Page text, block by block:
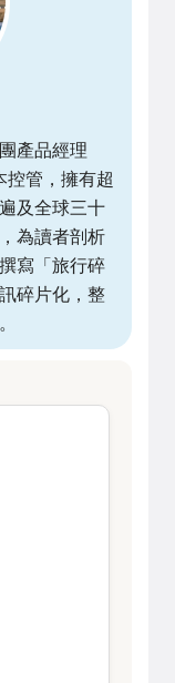
產品經理
控管，擁有超
及全球三十
為讀者剖析
寫「旅行碎
碎片化，整